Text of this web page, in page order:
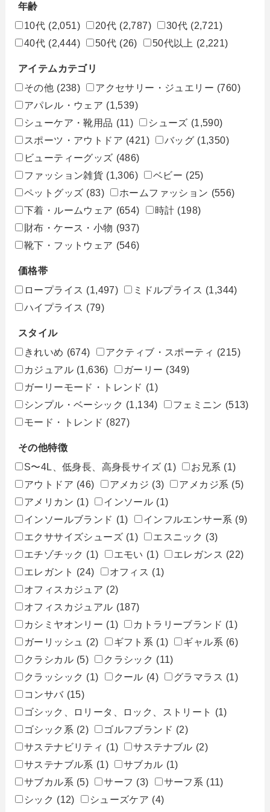
年齢
10代 (2,051) 20代 (2,787) 30代 (2,721)
40代 (2,444) 50代 (26) 50代以上 (2,221)
アイテムカテゴリ
その他 (238) アクセサリー・ジュエリー (760)
アパレル・ウェア (1,539)
シューケア・靴用品 (11) シューズ (1,590)
スポーツ・アウトドア (421) バッグ (1,350)
ビューティーグッズ (486)
ファッション雑貨 (1,306) ベビー (25)
ペットグッズ (83) ホームファッション (556)
下着・ルームウェア (654) 時計 (198)
財布・ケース・小物 (937)
靴下・フットウェア (546)
価格帯
ロープライス (1,497) ミドルプライス (1,344)
ハイプライス (79)
スタイル
きれいめ (674) アクティブ・スポーティ (215)
カジュアル (1,636) ガーリー (349)
ガーリーモード・トレンド (1)
シンプル・ベーシック (1,134) フェミニン (513)
モード・トレンド (827)
その他特徴
S〜4L、低身長、高身長サイズ (1) お兄系 (1)
アウトドア (46) アメカジ (3) アメカジ系 (5)
アメリカン (1) インソール (1)
インソールブランド (1) インフルエンサー系 (9)
エクササイズシューズ (1) エスニック (3)
エチゾチック (1) エモい (1) エレガンス (22)
エレガント (24) オフィス (1)
オフィスカジュア (2)
オフィスカジュアル (187)
カシミヤオンリー (1) カトラリーブランド (1)
ガーリッシュ
(2) ギフト系 (1) ギャル系 (6)
クラシカル (5) クラシック (11)
クラッシック (1) クール (4) グラマラス (1)
コンサバ (15)
ゴシック、ロリータ、ロック、ストリート
(1)
ゴシック系 (2) ゴルフブランド (2)
サステナビリティ (1) サステナブル (2)
サステナブル系 (1) サブカル (1)
サブカル系 (5) サーフ (3) サーフ系 (11)
シック (12) シューズケア (4)